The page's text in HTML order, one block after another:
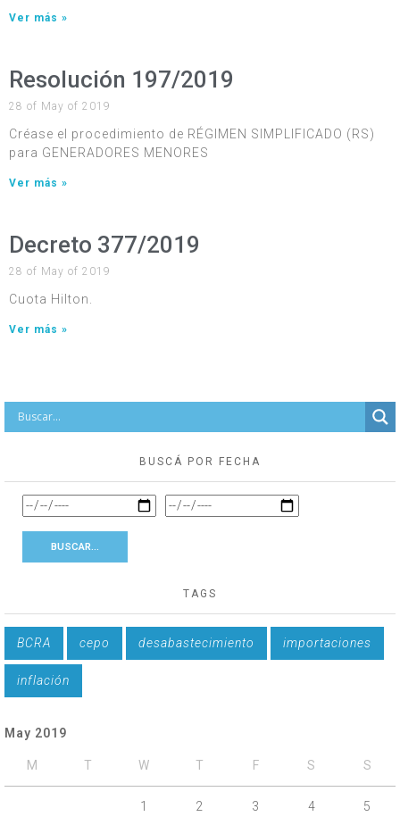
Ver más »
Resolución 197/2019
28 of May of 2019
Créase el procedimiento de RÉGIMEN SIMPLIFICADO (RS)
para GENERADORES MENORES
Ver más »
Decreto 377/2019
28 of May of 2019
Cuota Hilton.
Ver más »
BUSCÁ POR FECHA
TAGS
BCRA cepo desabastecimiento importaciones
inflación
May 2019
M T W T F S S
1 2 3 4 5